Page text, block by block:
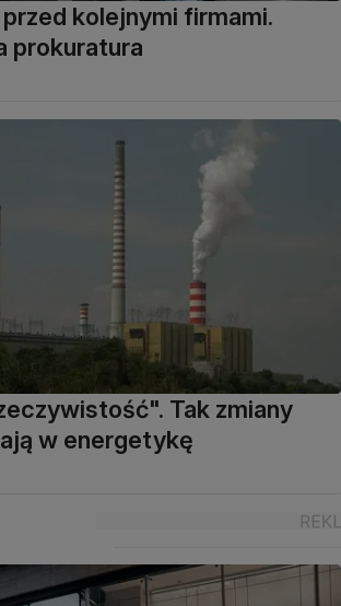
przed kolejnymi firmami.
prokuratura
Tak zmiany
w energetykę